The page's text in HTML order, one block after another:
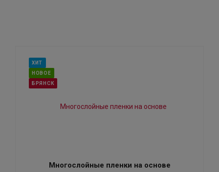
ХИТ
НОВОЕ
БРЯНСК
Многослойные пленки на основе